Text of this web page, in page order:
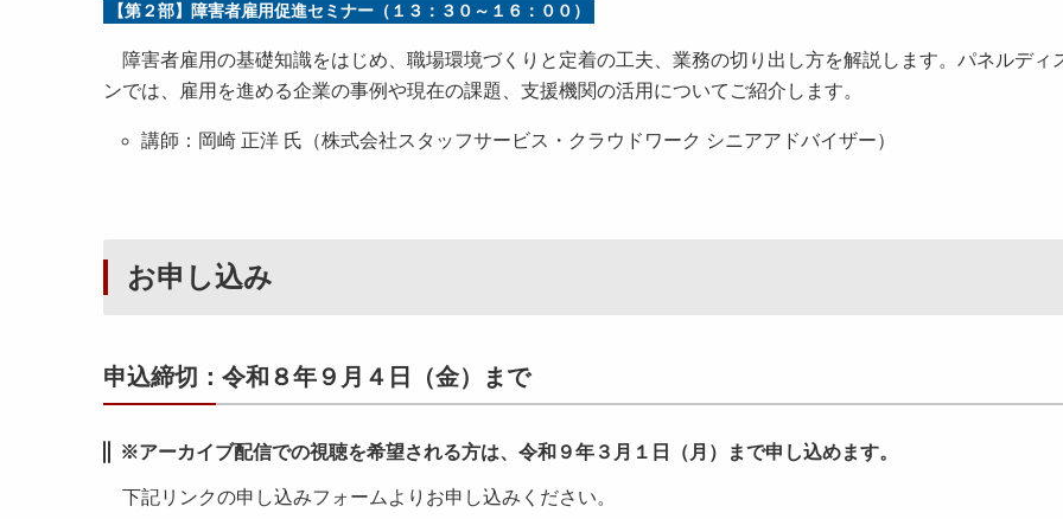
【第２部】障害者雇用促進セミナー（１３：３０～１６：００）
障害者雇用の基礎知識をはじめ、職場環境づくりと定着の工夫、業務の切り出し方を解説します。パネルディ
ンでは、雇用を進める企業の事例や現在の課題、支援機関の活用についてご紹介します。
講師：岡崎 正洋 氏（株式会社スタッフサービス・クラウドワーク シニアアドバイザー）
お申し込み
申込締切：令和８年９月４日（金）まで
※アーカイブ配信での視聴を希望される方は、令和９年３月１日（月）まで申し込めます。
下記リンクの申し込みフォームよりお申し込みください。